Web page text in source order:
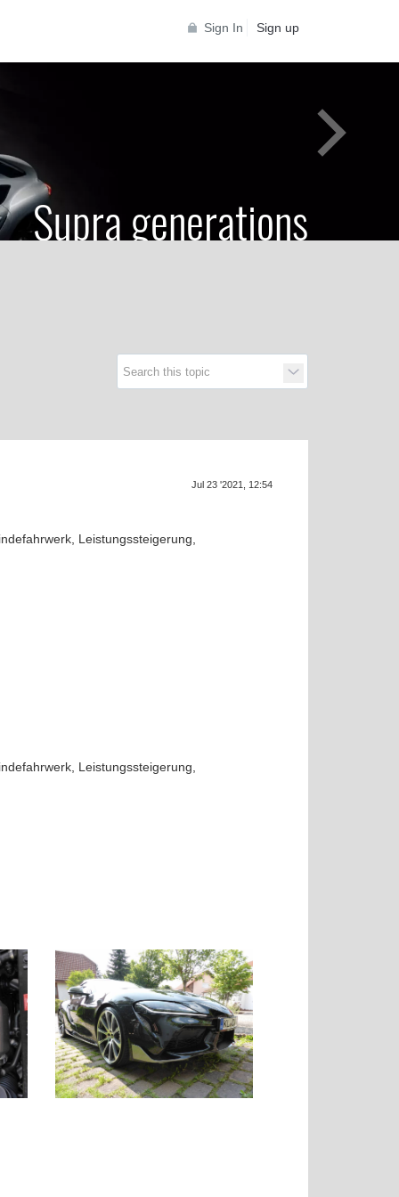
Sign In Sign up
Supra
Supra generations
Jul 23 '2021, 12:54
Leistungssteigerung,
Leistungssteigerung,